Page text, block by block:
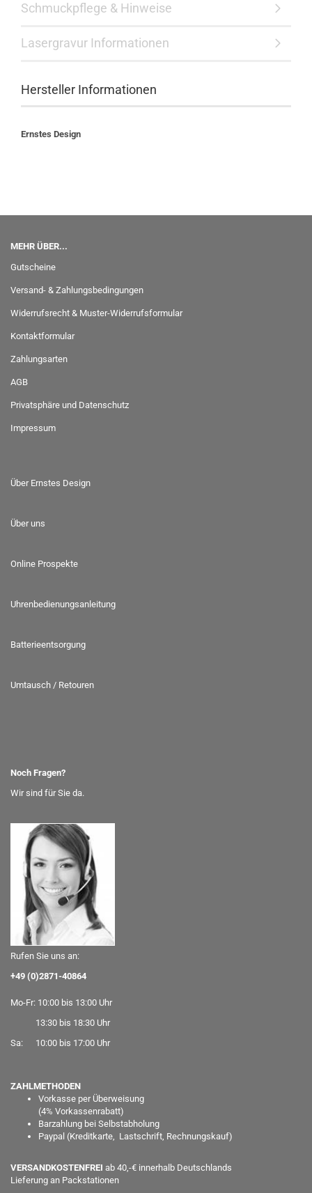
Schmuckpflege & Hinweise
Lasergravur Informationen
Hersteller Informationen
Ernstes Design
MEHR ÜBER...
Gutscheine
Versand- & Zahlungsbedingungen
Widerrufsrecht & Muster-Widerrufsformular
Kontaktformular
Zahlungsarten
AGB
Privatsphäre und Datenschutz
Impressum
Über Ernstes Design
Über uns
Online Prospekte
Uhrenbedienungsanleitung
Batterieentsorgung
Umtausch / Retouren
Noch Fragen?
Wir sind für Sie da.
Rufen Sie uns an:
+49 (0)2871-40864
Mo-Fr: 10:00 bis 13:00 Uhr
13:30 bis 18:30 Uhr
Sa: 10:00 bis 17:00 Uhr
ZAHLMETHODEN
Vorkasse per Überweisung
(4% Vorkassenrabatt)
Barzahlung bei Selbstabholung
Paypal (Kreditkarte, Lastschrift, Rechnungskauf)
VERSANDKOSTENFREI ab 40,-€ innerhalb Deutschlands
Lieferung an Packstationen